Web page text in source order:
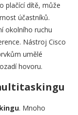
plačící dítě, může
účastníků.
okolního ruchu
Nástroj Cisco
umělé
hovoru.
. Mnoho